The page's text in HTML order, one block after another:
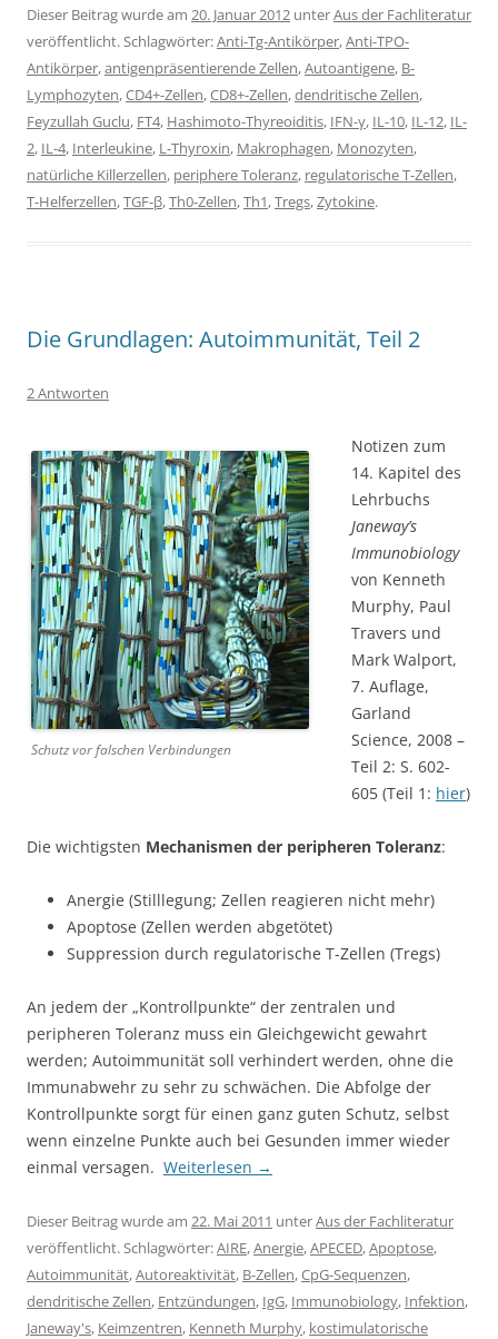
Dieser Beitrag wurde am 20. Januar 2012 unterAus der Fachliteratur
veröffentlicht. Schlagwörter:Anti-Tg-Antikörper,Anti-TPO-
Antikörper,antigenpräsentierende Zellen,Autoantigene, B-
Lymphozyten,CD4+-Zellen,CD8+-Zellen,dendritische Zellen,
Feyzullah Guclu, FT4, Hashimoto-Thyreoiditis, IFN-γ, IL-10, IL-12, IL-
2, IL-4, Interleukine, L-Thyroxin, Makrophagen, Monozyten,
natürliche Killerzellen, periphere Toleranz, regulatorische T-Zellen,
T-Helferzellen,TGF-β,Th0-Zellen,Th1,Tregs,Zytokine.
Die Grundlagen: Autoimmunität, Teil 2
2 Antworten
Schutz vor falschen Verbindungen
Notizen zum
14. Kapitel des
Lehrbuchs
Janeway’s
Immunobiology
von Kenneth
Murphy, Paul
Travers und
Mark Walport,
7. Auflage,
Garland
Science, 2008 –
Teil 2: S. 602-
605 (Teil 1: hier)
Die wichtigsten Mechanismen der peripheren Toleranz:
Anergie (Stilllegung; Zellen reagieren nicht mehr)
Apoptose (Zellen werden abgetötet)
Suppression durch regulatorische T-Zellen (Tregs)
An jedem der „Kontrollpunkte“ der zentralen und
peripheren Toleranz muss ein Gleichgewicht gewahrt
werden; Autoimmunität soll verhindert werden, ohne die
Immunabwehr zu sehr zu schwächen. Die Abfolge der
Kontrollpunkte sorgt für einen ganz guten Schutz, selbst
wenn einzelne Punkte auch bei Gesunden immer wieder
einmal versagen. Weiterlesen →
Dieser Beitrag wurde am 22. Mai 2011 unterAus der Fachliteratur
veröffentlicht. Schlagwörter:AIRE,Anergie,APECED,Apoptose,
Autoimmunität,Autoreaktivität, B-Zellen,CpG-Sequenzen,
dendritische Zellen, Entzündungen, IgG, Immunobiology, Infektion,
Janeway's, Keimzentren, Kenneth Murphy, kostimulatorische